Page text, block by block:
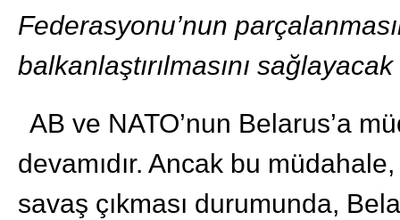
Federasyonu’nun
balkanlaştırılmasını
AB ve NATO’nun Belarus’a
devamıdır. Ancak bu
savaş çıkması durumunda,